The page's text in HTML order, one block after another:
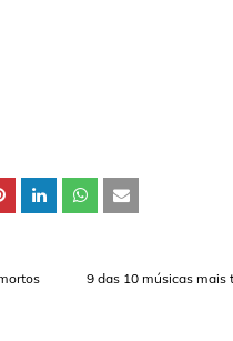
9 das 10 músicas mais